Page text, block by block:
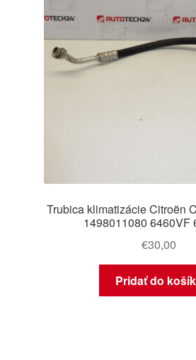
Trubica klimatizácie Citroën
1498011080 6460VF
€30,00
Pridať do